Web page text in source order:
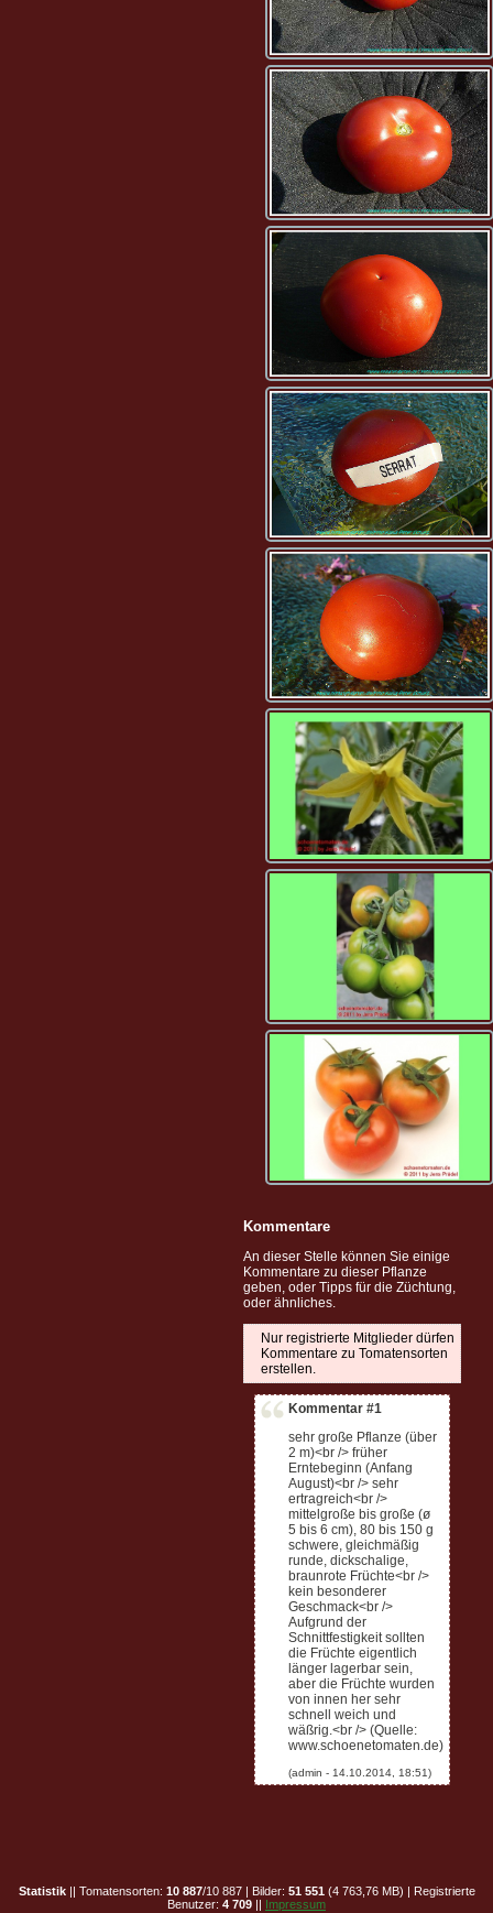
Kommentare
An dieser Stelle können Sie einige
Kommentare zu dieser Pflanze
geben, oder Tipps für die Züchtung,
oder ähnliches.
Nur registrierte Mitglieder dürfen
Kommentare zu Tomatensorten
erstellen.
Kommentar #1
sehr große Pflanze (über
2 m)<br /> früher
Erntebeginn (Anfang
August)<br /> sehr
ertragreich<br />
mittelgroße bis große (ø
5 bis 6 cm), 80 bis 150 g
schwere, gleichmäßig
runde, dickschalige,
braunrote Früchte<br />
kein besonderer
Geschmack<br />
Aufgrund der
Schnittfestigkeit sollten
die Früchte eigentlich
länger lagerbar sein,
aber die Früchte wurden
von innen her sehr
schnell weich und
wäßrig.<br /> (Quelle:
www.schoenetomaten.de)
Statistik|| Tomatensorten: 10 887/10 887 | Bilder: 51 551 (4 763,76 MB) | Registrierte
Benutzer: 4 709 || Impressum